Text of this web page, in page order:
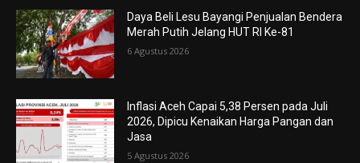
Daya Beli Lesu Bayangi Penjualan Bendera
Merah Putih Jelang HUT RI Ke-81
6 Agustus 2026
Inflasi Aceh Capai 5,38 Persen pada Juli
2026, Dipicu Kenaikan Harga Pangan dan
Jasa
5 Agustus 2026